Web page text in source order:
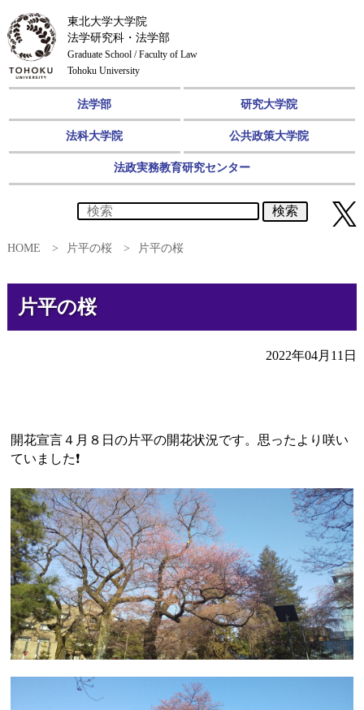
東北大学大学院
法学研究科・法学部
Graduate School / Faculty of Law
Tohoku University
法学部 研究大学院
法科大学院 公共政策大学院
法政実務教育研究センター
検索
HOME 片平の桜 片平の桜
片平の桜
2022年04月11日
開花宣言４月８日の片平の開花状況です。思ったより咲い
ていました❗️